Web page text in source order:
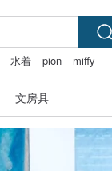
水着 pion miffy
文房具